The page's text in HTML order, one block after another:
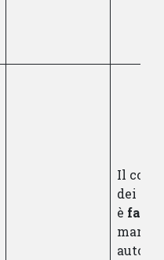
Il
dei
è